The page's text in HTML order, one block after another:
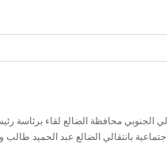
الترتيبات
التأسيسي
لاتحاد
الجنوبي محافظة الضالع لقاء برئاسة رئيس
بانتقالي الضالع عبد الحميد